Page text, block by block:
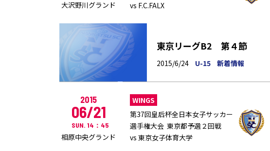
大沢野川グランド
vs F.C.FALX
東京リーグB2 第４節
2015/6/24 U-15 新着情報
2015
06/21
SUN. 14：45
相原中央グランド
WINGS
第37回皇后杯全日本女子サッカー
選手権大会 東京都予選２回戦
vs 東京女子体育大学